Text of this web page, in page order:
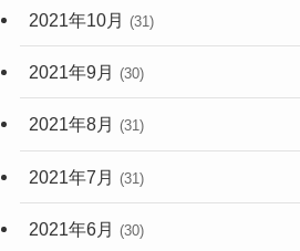
2021年10月 (31)
2021年9月 (30)
2021年8月 (31)
2021年7月 (31)
2021年6月 (30)